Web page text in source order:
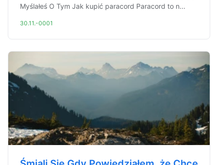
Myślałeś O Tym Jak kupić paracord Paracord to n...
30.11.-0001